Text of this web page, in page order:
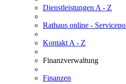
Dienstleistungen A - Z
Rathaus online -
Kontakt A - Z
Finanzverwaltung
Finanzen